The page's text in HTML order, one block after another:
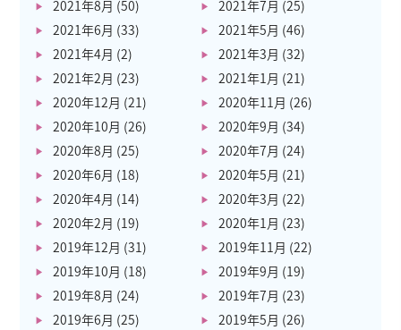
2021年8月 (50) 2021年7月 (25)
2021年6月 (33) 2021年5月 (46)
2021年4月 (2) 2021年3月 (32)
2021年2月 (23) 2021年1月 (21)
2020年12月 (21) 2020年11月 (26)
2020年10月 (26) 2020年9月 (34)
2020年8月 (25) 2020年7月 (24)
2020年6月 (18) 2020年5月 (21)
2020年4月 (14) 2020年3月 (22)
2020年2月 (19) 2020年1月 (23)
2019年12月 (31) 2019年11月 (22)
2019年10月 (18) 2019年9月 (19)
2019年8月 (24) 2019年7月 (23)
2019年6月 (25) 2019年5月 (26)